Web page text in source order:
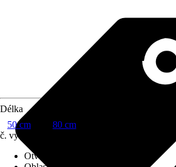
Délka
50 cm
80 cm
č. výrobku
Otvor ve dnu